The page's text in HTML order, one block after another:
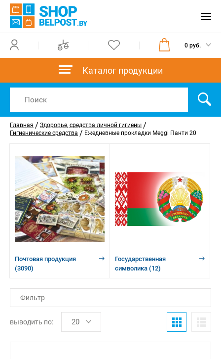
0 руб.
Каталог продукции
Главная / Здоровье, средства личной гигиены /
Гигиенические средства / Ежедневные прокладки Meggi Панти 20
Почтовая продукция
(3090)
Государственная
символика (12)
Фильтр
выводить по: